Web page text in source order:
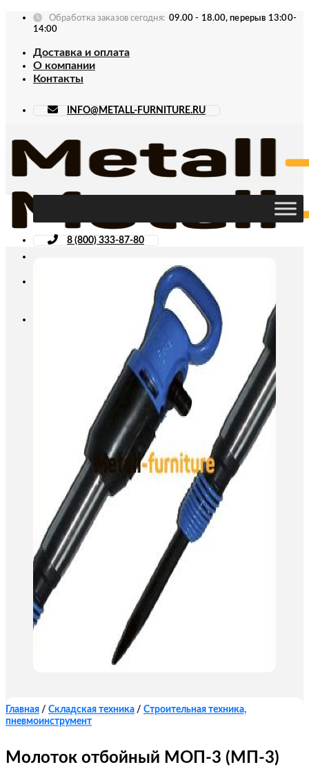
Skip
Обработка заказов сегодня: 09.00 - 18.00, перерыв 13:00-
14:00
Доставка и оплата
О компании
Контакты
INFO@METALL-FURNITURE.RU
8 (800) 333-87-80
Главная / Складская техника / Строительная техника,
пневмоинструмент
Молоток отбойный МОП-3 (МП-3)